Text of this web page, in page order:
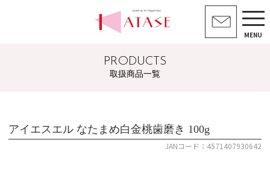
MENU
PRODUCTS
取扱商品一覧
アイエスエル なたまめ白金桃歯磨き 100g
JANコード：4571407930642